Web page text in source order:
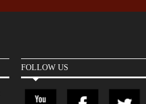
FOLLOW US